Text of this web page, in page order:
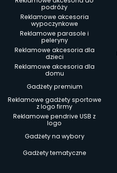
podróży
Reklamowe akcesoria
wypoczynkowe
Reklamowe parasole i
peleryny
Reklamowe akcesoria dla
dzieci
Reklamowe akcesoria dla
domu
Gadżety premium
Reklamowe gadżety sportowe
z logo firmy
Reklamowe pendrive USB z
logo
Gadżety na wybory
Gadżety tematyczne